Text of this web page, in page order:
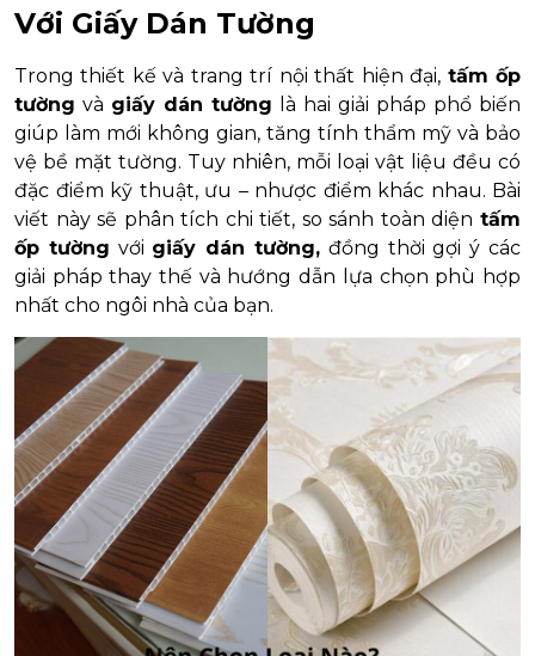
Với Giấy Dán Tường
Trong thiết kế và trang trí nội thất hiện đại, tấm ốp
tường và giấy dán tường là hai giải pháp phổ biến
giúp làm mới không gian, tăng tính thẩm mỹ và bảo
vệ bề mặt tường. Tuy nhiên, mỗi loại vật liệu đều có
đặc điểm kỹ thuật, ưu – nhược điểm khác nhau. Bài
viết này sẽ phân tích chi tiết, so sánh toàn diện tấm
ốp tường với giấy dán tường, đồng thời gợi ý các
giải pháp thay thế và hướng dẫn lựa chọn phù hợp
nhất cho ngôi nhà của bạn.